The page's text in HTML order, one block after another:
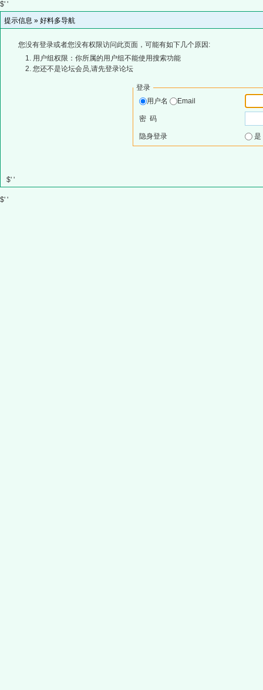
$' '
提示信息 » 好料多导航
您没有登录或者您没有权限访问此页面，可能有如下几个原因:
用户组权限：你所属的用户组不能使用搜索功能
您还不是论坛会员,请先登录论坛
登录
用户名
Email
密 码
隐身登录
$' '
$' '